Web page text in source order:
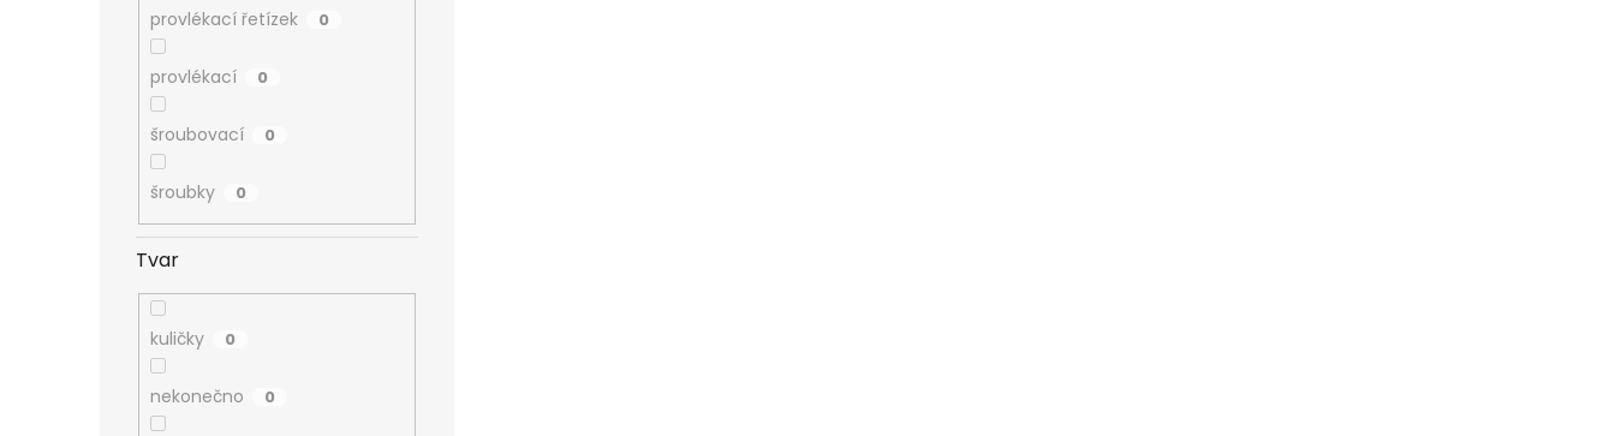
provlékací řetízek 0
provlékací 0
šroubovací 0
šroubky 0
Tvar
kuličky 0
nekonečno 0